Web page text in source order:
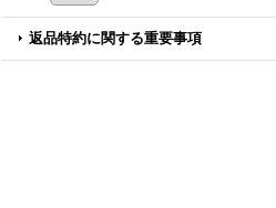
返品特約に関する重要事項